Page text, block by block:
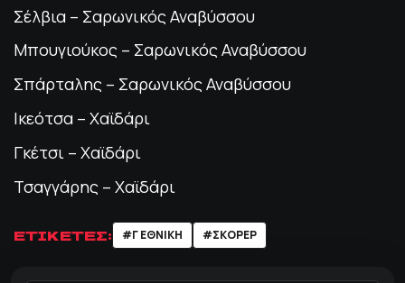
Σέλβια – Σαρωνικός Αναβύσσου
Μπουγιούκος – Σαρωνικός Αναβύσσου
Σπάρταλης – Σαρωνικός Αναβύσσου
Ικεότσα – Χαϊδάρι
Γκέτσι – Χαϊδάρι
Τσαγγάρης – Χαϊδάρι
ΕΤΙΚΕΤΕΣ: #Γ ΕΘΝΙΚΗ #ΣΚΟΡΕΡ